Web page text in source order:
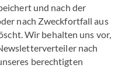
und nach der
nach Zweckfortfall aus
Wir behalten uns vor,
nach
berechtigten